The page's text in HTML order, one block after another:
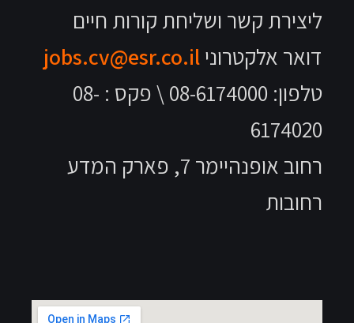
ליצירת קשר ושליחת קורות חיים
דואר אלקטרוניjobs.cv@esr.co.il
טלפון: 08-6174000 \ פקס : 08-
6174020
רחוב אופנהיימר 7, פארק המדע
רחובות